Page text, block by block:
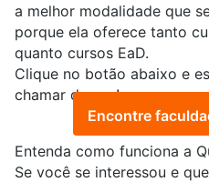
a melhor modalidade que
porque ela oferece tanto
quanto cursos EaD.
Clique no botão abaixo e
chamar de seu!
Encontre
Entenda como funciona a
Se você se interessou e